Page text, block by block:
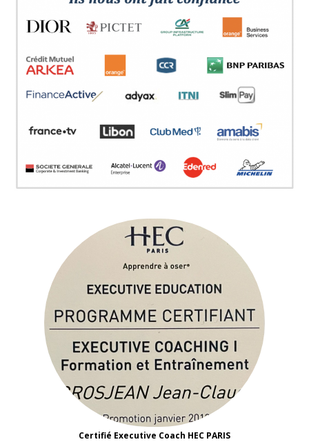
Certifié Executive Coach HEC PARIS